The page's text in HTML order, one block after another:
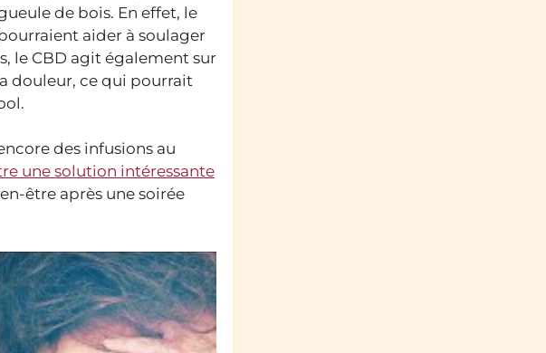
de bois. En effet, le
aider à soulager
le CBD agit également sur
douleur, ce qui pourrait
des infusions au
une solution intéressante
être après une soirée